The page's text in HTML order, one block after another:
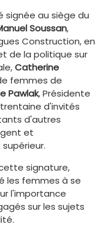
signée au siège du
Soussan,
Construction, en
de la politique sur
Catherine
femmes de
Pawlak, Présidente
d'invités
d'autres
et
signature,
les femmes à se
l'importance
sur les sujets